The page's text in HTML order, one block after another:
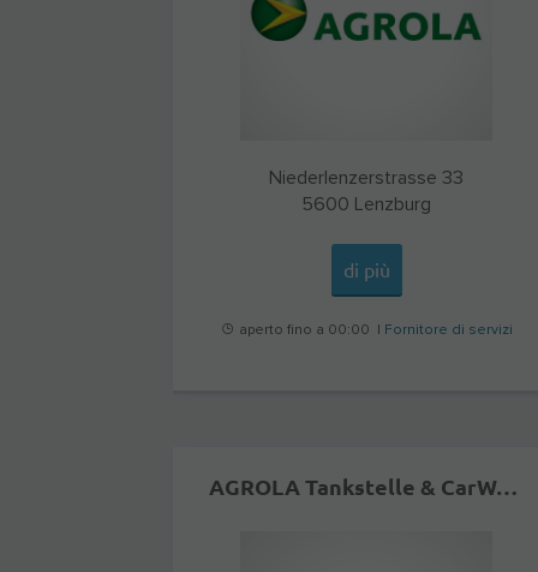
Niederlenzerstrasse 33
5600
Lenzburg
di più
aperto fino a 00:00 | Fornitore di servizi
AGROLA Tankstelle & CarWash